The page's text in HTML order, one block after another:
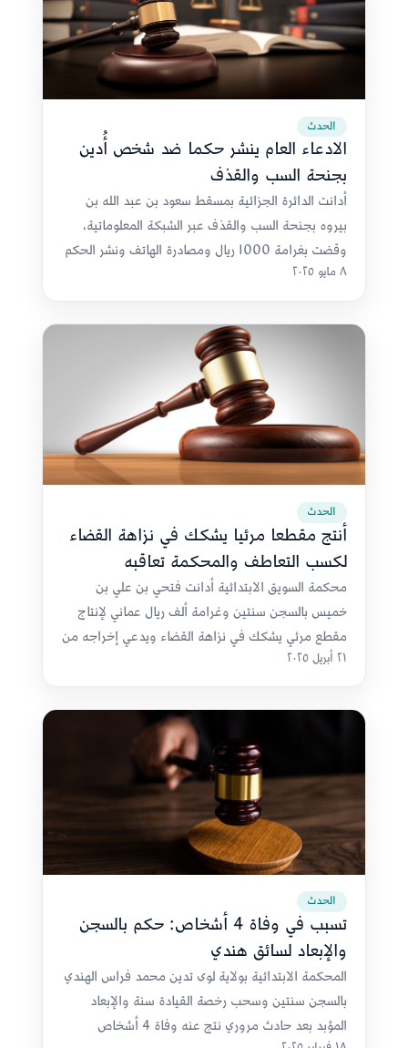
الحدث
الادعاء العام ينشر حكما ضد شخص أُدين
بجنحة السب والقذف
أدانت الدائرة الجزائية بمسقط سعود بن عبد الله بن
بيروه بجنحة السب والقذف عبر الشبكة المعلوماتية،
وقضت بغرامة 1000 ريال ومصادرة الهاتف ونشر الحكم
٨ مايو ٢٠٢٥
الحدث
أنتج مقطعا مرئيا يشكك في نزاهة القضاء
لكسب التعاطف والمحكمة تعاقبه
محكمة السويق الابتدائية أدانت فتحي بن علي بن
خميس بالسجن سنتين وغرامة ألف ريال عماني لإنتاج
مقطع مرئي يشكك في نزاهة القضاء ويدعي إخراجه من
منزله
٢١ أبريل ٢٠٢٥
الحدث
تسبب في وفاة 4 أشخاص: حكم بالسجن
والإبعاد لسائق هندي
المحكمة الابتدائية بولاية لوى تدين محمد فراس الهندي
بالسجن سنتين وسحب رخصة القيادة سنة والإبعاد
المؤبد بعد حادث مروري نتج عنه وفاة 4 أشخاص